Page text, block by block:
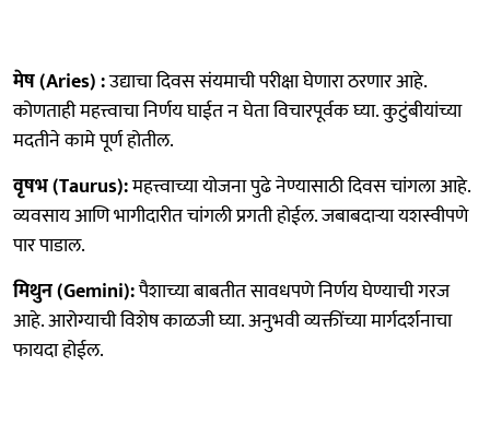
मेष (Aries) :उद्याचा दिवस संयमाची परीक्षा घेणारा ठरणार आहे.
कोणताही महत्त्वाचा निर्णय घाईत न घेता विचारपूर्वक घ्या. कुटुंबीयांच्या
मदतीने कामे पूर्ण होतील.
वृषभ (Taurus):महत्त्वाच्या योजना पुढे नेण्यासाठी दिवस चांगला आहे.
व्यवसाय आणि भागीदारीत चांगली प्रगती होईल. जबाबदाऱ्या यशस्वीपणे
पार पाडाल.
मिथुन (Gemini):पैशाच्या बाबतीत सावधपणे निर्णय घेण्याची गरज
आहे. आरोग्याची विशेष काळजी घ्या. अनुभवी व्यक्तींच्या मार्गदर्शनाचा
फायदा होईल.